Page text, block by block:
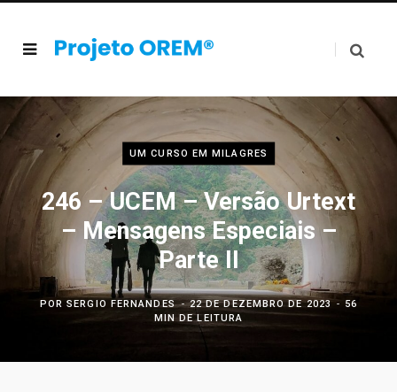
UM CURSO EM MILAGRES
246 – UCEM – Versão Urtext
– Mensagens Especiais –
Parte II
PORSERGIO FERNANDES 22 DE DEZEMBRO DE 2023
56
MIN DE LEITURA